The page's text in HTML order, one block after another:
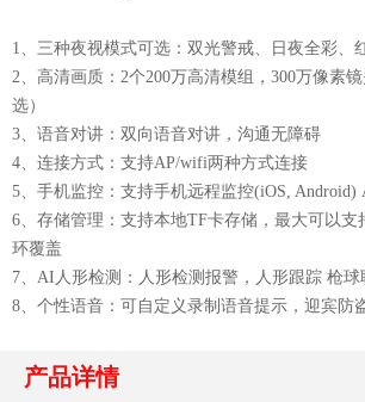
1、三种夜视模式可选：双光警戒、日夜全彩、
2、高清画质：2个200万高清模组，300万像素
选）
3、语音对讲：双向语音对讲，沟通无障碍
4、连接方式：支持AP/wifi两种方式连接
5、手机监控：支持手机远程监控(iOS, Android)
6、存储管理：支持本地TF卡存储，最大可以支
环覆盖
7、AI人形检测：人形检测报警，人形跟踪 枪球
8、个性语音：可自定义录制语音提示，迎宾防
产品详情